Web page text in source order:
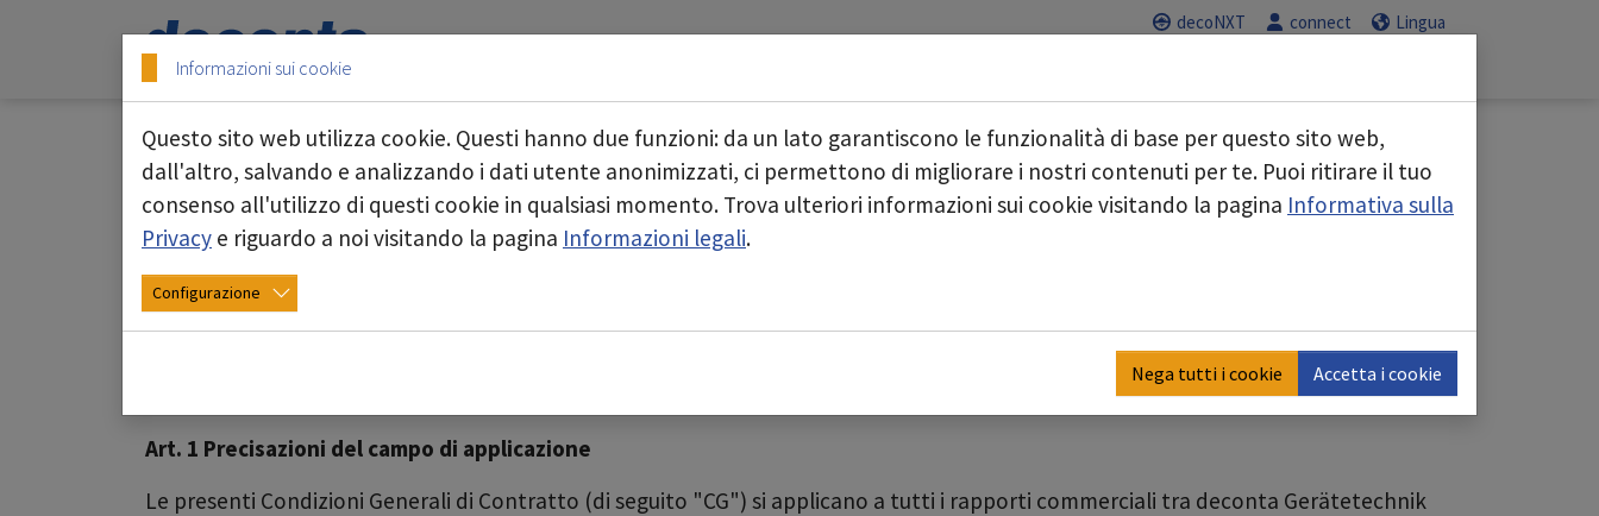
Skip to main content
Skip to page footer decoNXT connect Lingua
Termini e condizioni generali
deconta Gerätetechnik AG, Rothrist (CHE-112.331.444)
Art. 1 Precisazioni del campo di applicazione
Le presenti Condizioni Generali di Contratto (di seguito "CG") si applicano a tutti i rapporti commerciali tra deconta Gerätetechnik
Informazioni sui cookie
Questo sito web utilizza cookie. Questi hanno due funzioni: da un lato garantiscono le funzionalità di base per questo sito web,
dall'altro, salvando e analizzando i dati utente anonimizzati, ci permettono di migliorare i nostri contenuti per te. Puoi ritirare il tuo
consenso all'utilizzo di questi cookie in qualsiasi momento. Trova ulteriori informazioni sui cookie visitando la pagina Informativa sulla
Privacy e riguardo a noi visitando la pagina Informazioni legali.
Configurazione
Nega tutti i cookie Accetta i cookie